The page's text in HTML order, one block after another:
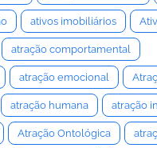
ativos imobiliários
atração comportamental
atração emocional
atração humana atração
Atração Ontológica